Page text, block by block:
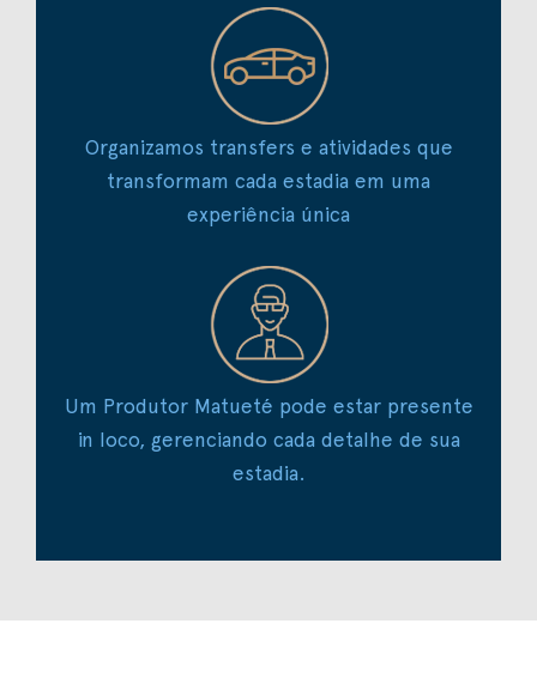
Organizamos transfers e atividades que
transformam cada estadia em uma
experiência única
Um Produtor Matueté pode estar presente
in loco, gerenciando cada detalhe de sua
estadia.